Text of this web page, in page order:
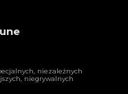
niezależnych
niegrywalnych